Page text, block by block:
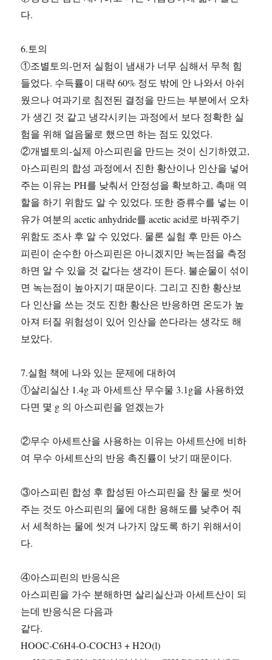
다.
6.토의
①조별토의-먼저 실험이 냄새가 너무 심해서 무척 힘
들었다. 수득률이 대략 60% 정도 밖에 안 나와서 아쉬
웠으나 여과기로 침전된 결정을 만드는 부분에서 오차
가 생긴 것 같고 냉각시키는 과정에서 보다 정확한 실
험을 위해 얼음물로 했으면 하는 점도 있었다.
②개별토의-실제 아스피린을 만드는 것이 신기하였고,
아스피린의 합성 과정에서 진한 황산이나 인산을 넣어
주는 이유는 PH를 낮춰서 안정성을 확보하고, 촉매 역
할을 하기 위함도 알 수 있었다. 또한 증류수를 넣는 이
유가 여분의 acetic anhydride를 acetic acid로 바꿔주기
위함도 조사 후 알 수 있었다. 물론 실험 후 만든 아스
피린이 순수한 아스피린은 아니겠지만 녹는점을 측정
하면 알 수 있을 것 같다는 생각이 든다. 불순물이 섞이
면 녹는점이 높아지기 때문이다. 그리고 진한 황산보
다 인산을 쓰는 것도 진한 황산은 반응하면 온도가 높
아져 터질 위험성이 있어 인산을 쓴다라는 생각도 해
보았다.
7.실험 책에 나와 있는 문제에 대하여
①살리실산 1.4g 과 아세트산 무수물 3.1g을 사용하였
다면 몇 g 의 아스피린을 얻겠는가
②무수 아세트산을 사용하는 이유는 아세트산에 비하
여 무수 아세트산의 반응 촉진률이 낫기 때문이다.
③아스피린 합성 후 합성된 아스피린을 찬 물로 씻어
주는 것도 아스피린의 물에 대한 용해도를 낮추어 줘
서 세척하는 물에 씻겨 나가지 않도록 하기 위해서이
다.
④아스피린의 반응식은
아스피린을 가수 분해하면 살리실산과 아세트산이 되
는데 반응식은 다음과
같다.
HOOC-C6H4-O-COCH3 + H2O(l)